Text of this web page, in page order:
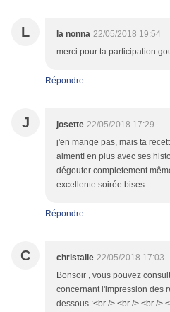
L la nonna 22/05/2018 19:54
merci pour ta participation
Répondre
J josette 22/05/2018 17:29
j'en mange pas, mais ta
aiment! en plus avec ses
dégouter completement
excellente soirée bises
Répondre
C christalie 22/05/2018 17:03
Bonsoir , vous pouvez
concernant l'impression des
dessous :<br /> <br /> <br />